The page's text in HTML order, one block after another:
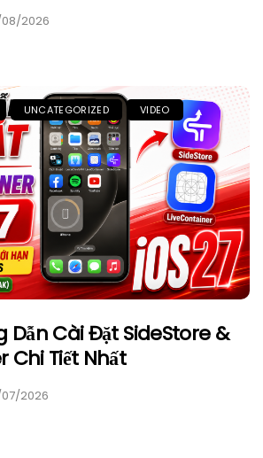
08/2026
UNCATEGORIZED VIDEO
Dẫn Cài Đặt SideStore &
Chi Tiết Nhất
07/2026